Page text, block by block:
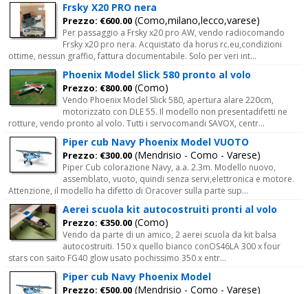
Frsky X20 PRO nera
Prezzo: €600.00 (Como,milano,lecco,varese)
Per passaggio a Frsky x20 pro AW, vendo radiocomando
Frsky x20 pro nera. Acquistato da horus rc.eu,condizioni
ottime, nessun graffio, fattura documentabile. Solo per veri int...
Phoenix Model Slick 580 pronto al volo
Prezzo: €800.00 (Como)
Vendo Phoenix Model Slick 580, apertura alare 220cm,
motorizzato con DLE 55. Il modello non presentadifetti ne
rotture, vendo pronto al volo. Tutti i servocomandi SAVOX, centr...
Piper cub Navy Phoenix Model VUOTO
Prezzo: €300.00 (Mendrisio - Como - Varese)
Piper Cub colorazione Navy, a.a. 2.3m. Modello nuovo,
assemblato, vuoto, quindi senza servi,elettronica e motore.
Attenzione, il modello ha difetto di Oracover sulla parte sup...
Aerei scuola kit autocostruiti pronti al volo
Prezzo: €350.00 (Como)
Vendo da parte di un amico, 2 aerei scuola da kit balsa
autocostruiti. 150 x quello bianco conOS46LA 300 x four
stars con saito FG40 glow usato pochissimo 350 x entr...
Piper cub Navy Phoenix Model
Prezzo: €500.00 (Mendrisio - Como - Varese)